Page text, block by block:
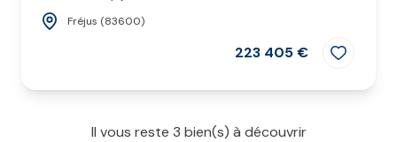
Fréjus (83600)
223 405 €
Il vous reste 3 bien(s) à découvrir